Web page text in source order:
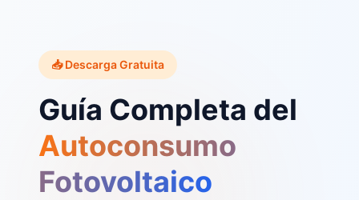
📥 Descarga Gratuita
Guía Completa del
Autoconsumo
Fotovoltaico